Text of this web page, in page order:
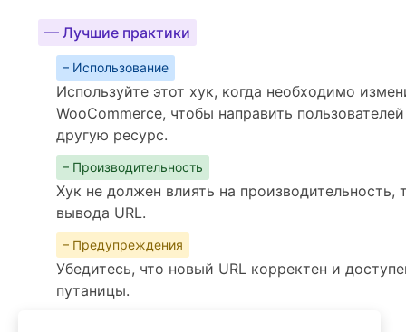
— Лучшие практики
– Использование
Используйте этот хук, когда необходимо
WooCommerce, чтобы направить
другую ресурс.
– Производительность
Хук не должен влиять на производительность,
вывода URL.
– Предупреждения
Убедитесь, что новый URL корректен и
путаницы.